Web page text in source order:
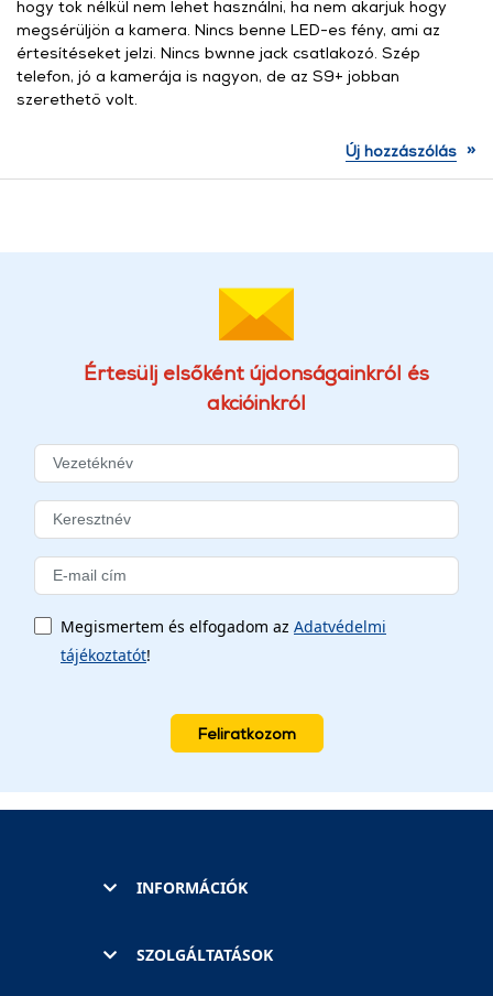
hogy tok nélkül nem lehet használni, ha nem akarjuk hogy
megsérüljön a kamera. Nincs benne LED-es fény, ami az
értesítéseket jelzi. Nincs bwnne jack csatlakozó. Szép
telefon, jó a kamerája is nagyon, de az S9+ jobban
szerethető volt.
Új hozzászólás »
Értesülj elsőként újdonságainkról és
akcióinkról
Megismertem és elfogadom az Adatvédelmi
tájékoztatót!
Feliratkozom
INFORMÁCIÓK
SZOLGÁLTATÁSOK